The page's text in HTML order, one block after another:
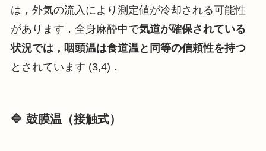
は，外気の流入により測定値が冷却される可能性
があります．全身麻酔中で気道が確保されている
状況では，咽頭温は食道温と同等の信頼性を持つ
とされています (3,4)．
🔷 鼓膜温（接触式）